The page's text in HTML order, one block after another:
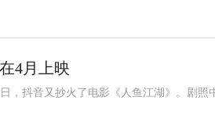
4月上映
，抖音又抄火了电影《人鱼江湖》。剧照